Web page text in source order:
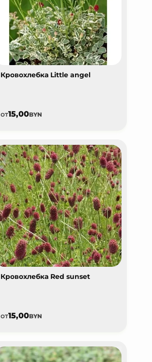
Кровохлебка Little angel
от15,00BYN
Кровохлебка Red sunset
от15,00BYN